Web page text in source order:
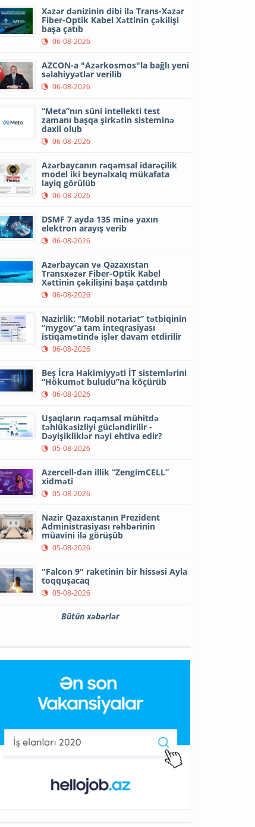
Xəzər dənizinin dibi ilə Trans-Xəzər
Fiber-Optik Kabel Xəttinin çəkilişi
başa çatıb
06-08-2026
AZCON-a "Azərkosmos"la bağlı yeni
səlahiyyətlər verilib
06-08-2026
“Meta”nın süni intellekti test
zamanı başqa şirkətin sisteminə
daxil olub
06-08-2026
Azərbaycanın rəqəmsal idarəçilik
model iki beynəlxalq mükafata
layiq görülüb
06-08-2026
DSMF 7 ayda 135 minə yaxın
elektron arayış verib
06-08-2026
Azərbaycan və Qazaxıstan
Transxəzər Fiber-Optik Kabel
Xəttinin çəkilişini başa çatdırıb
06-08-2026
Nazirlik: “Mobil notariat” tətbiqinin
“mygov”a tam inteqrasiyası
istiqamətində işlər davam etdirilir
06-08-2026
Beş İcra Hakimiyyəti İT sistemlərini
“Hökumət buludu”na köçürüb
06-08-2026
Uşaqların rəqəmsal mühitdə
təhlükəsizliyi gücləndirilir -
Dəyişikliklər nəyi ehtiva edir?
05-08-2026
Azercell-dən illik “ZengimCELL”
xidməti
05-08-2026
Nazir Qazaxıstanın Prezident
Administrasiyası rəhbərinin
müavini ilə görüşüb
05-08-2026
"Falcon 9" raketinin bir hissəsi Ayla
toqquşacaq
05-08-2026
Bütün xəbərlər